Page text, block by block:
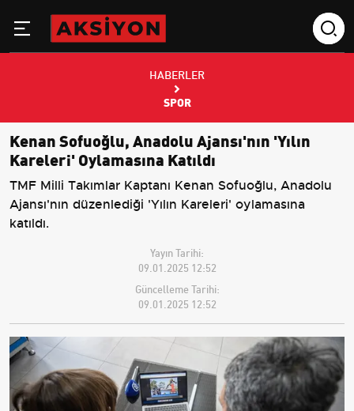
HABERLER
SPOR
Kenan Sofuoğlu, Anadolu Ajansı'nın 'Yılın
Kareleri' Oylamasına Katıldı
TMF Milli Takımlar Kaptanı Kenan Sofuoğlu, Anadolu
Ajansı'nın düzenlediği 'Yılın Kareleri' oylamasına
katıldı.
Yayın Tarihi:
09.01.2025 12:52
Güncelleme Tarihi:
09.01.2025 12:52